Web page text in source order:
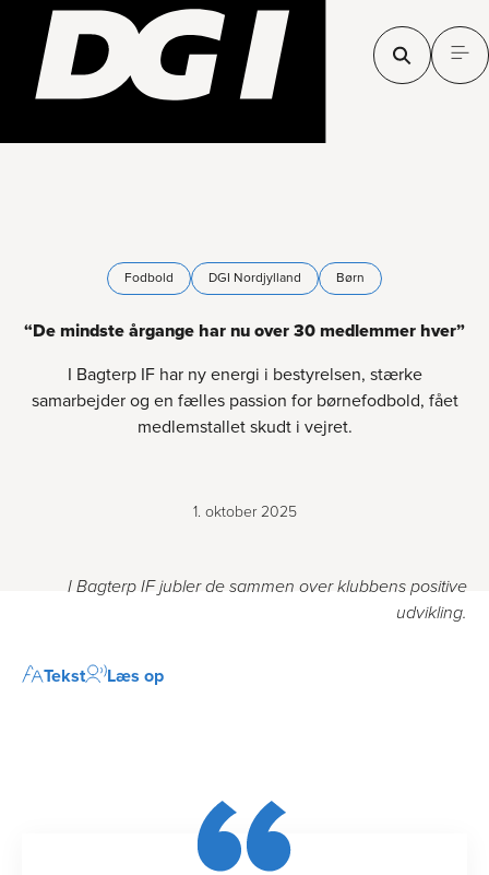
Fodbold DGI Nordjylland Børn
“De mindste årgange har nu over 30 medlemmer hver”
I Bagterp IF har ny energi i bestyrelsen, stærke
samarbejder og en fælles passion for børnefodbold, fået
medlemstallet skudt i vejret.
1. oktober 2025
I Bagterp IF jubler de sammen over klubbens positive
udvikling.
Tekst Læs op